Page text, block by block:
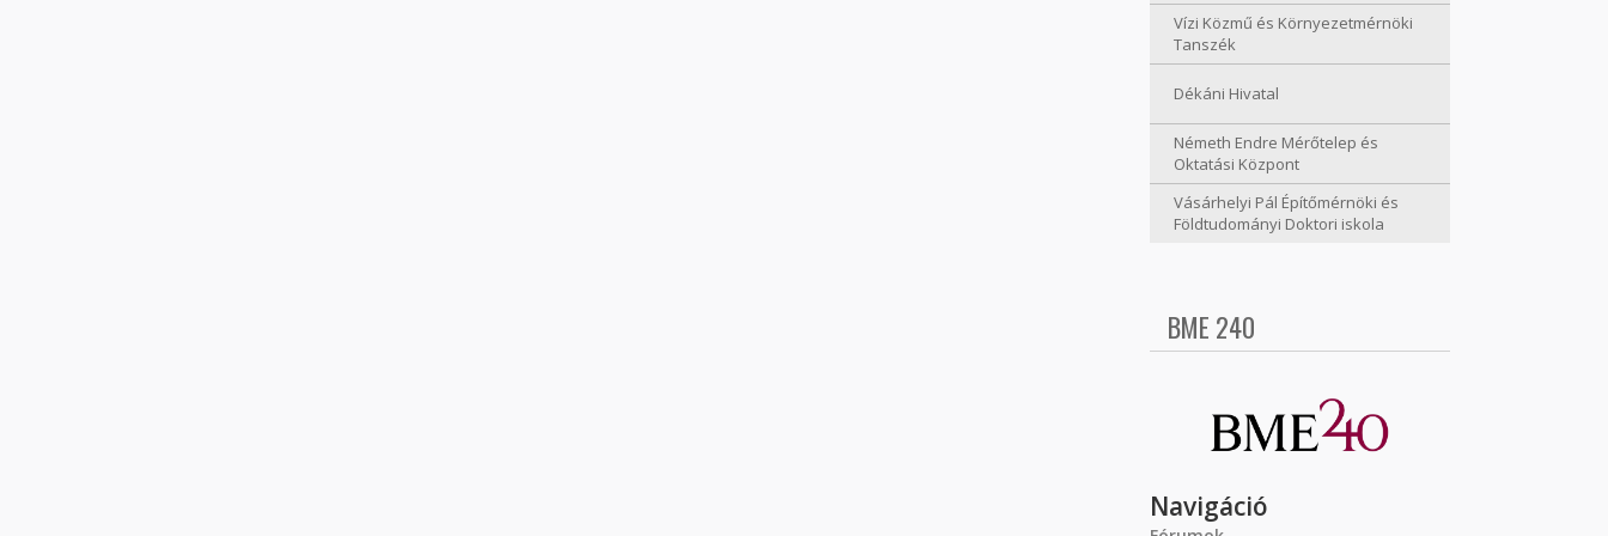
Vízi Közmű és Környezetmérnöki
Tanszék
Dékáni Hivatal
Németh Endre Mérőtelep és
Oktatási Központ
Vásárhelyi Pál Építőmérnöki és
Földtudományi Doktori iskola
BME 240
Navigáció